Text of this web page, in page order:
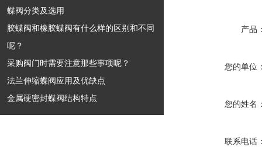
蝶阀分类及选用
胶蝶阀和橡胶蝶阀有什么样的区别和不同
呢？
采购阀门时需要注意那些事项呢？
法兰伸缩蝶阀应用及优缺点
金属硬密封蝶阀结构特点
产品
您的单位
您的姓名
联系电话